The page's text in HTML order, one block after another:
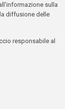
sulla
diffusione delle
responsabile al